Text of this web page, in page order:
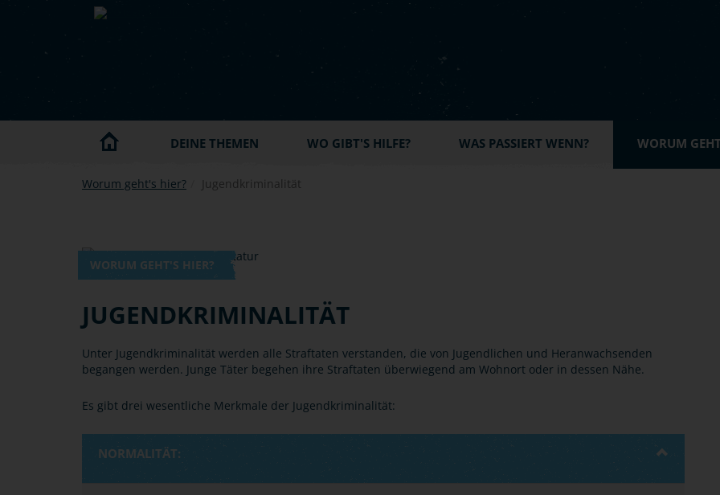
Skip to main content
DEINE THEMEN WO GIBT'S HILFE? WAS PASSIERT WENN? WORUM
Worum geht's hier? Jugendkriminalität
WORUM GEHT'S HIER?
JUGENDKRIMINALITÄT
Unter Jugendkriminalität werden alle Straftaten verstanden, die von Jugendlichen und Heranwachsenden
begangen werden. Junge Täter begehen ihre Straftaten überwiegend am Wohnort oder in dessen Nähe.
Es gibt drei wesentliche Merkmale der Jugendkriminalität:
NORMALITÄT: